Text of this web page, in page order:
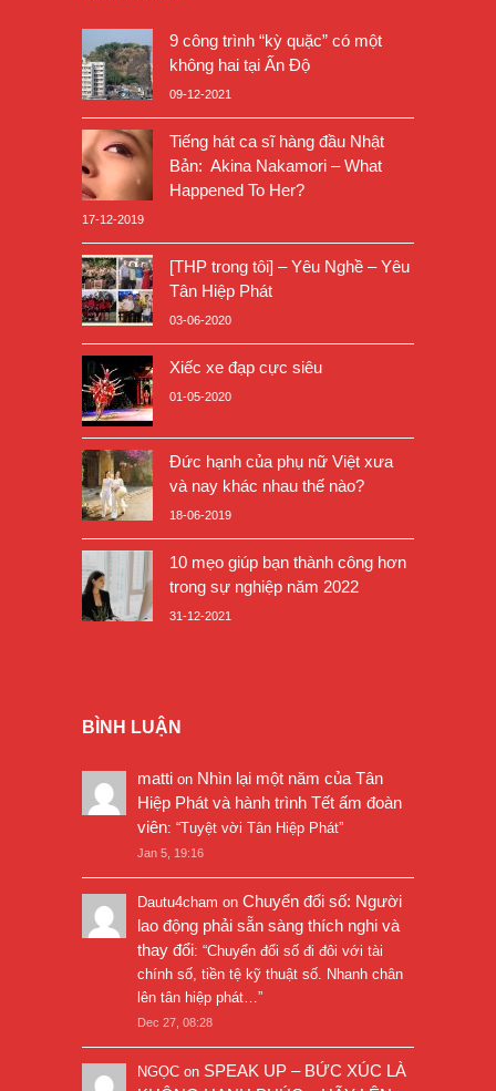
9 công trình “kỳ quặc” có một
không hai tại Ấn Độ
09-12-2021
Tiếng hát ca sĩ hàng đầu Nhật
Bản: Akina Nakamori – What
Happened To Her?
17-12-2019
[THP trong tôi] – Yêu Nghề – Yêu
Tân Hiệp Phát
03-06-2020
Xiếc xe đạp cực siêu
01-05-2020
Đức hạnh của phụ nữ Việt xưa
và nay khác nhau thế nào?
18-06-2019
10 mẹo giúp bạn thành công hơn
trong sự nghiệp năm 2022
31-12-2021
BÌNH LUẬN
matti on Nhìn lại một năm của Tân
Hiệp Phát và hành trình Tết ấm đoàn
viên: “Tuyệt vời Tân Hiệp Phát”
Jan 5, 19:16
Dautu4cham on Chuyển đổi số: Người
lao động phải sẵn sàng thích nghi và
thay đổi: “Chuyển đổi số đi đôi với tài
chính số, tiền tệ kỹ thuật số. Nhanh chân
lên tân hiệp phát… ”
Dec 27, 08:28
NGỌC on SPEAK UP – BỨC XÚC LÀ